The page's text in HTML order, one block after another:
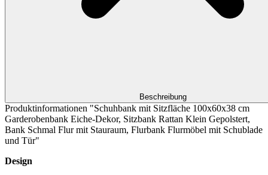
Beschreibung
Produktinformationen "Schuhbank mit Sitzfläche 100x60x38 cm
Garderobenbank Eiche-Dekor, Sitzbank Rattan Klein Gepolstert,
Bank Schmal Flur mit Stauraum, Flurbank Flurmöbel mit Schublade
und Tür"
Design